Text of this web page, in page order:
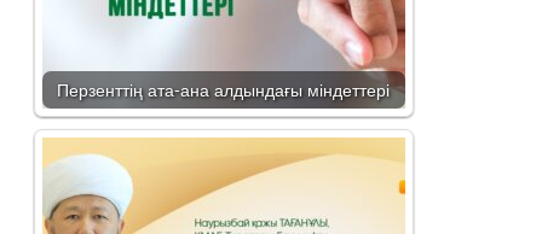
Перзенттің ата-ана алдындағы міндеттері